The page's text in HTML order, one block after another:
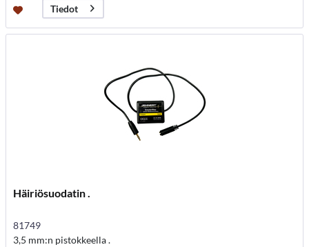
Tiedot
Häiriösuodatin .
81749
3,5 mm:n pistokkeella .